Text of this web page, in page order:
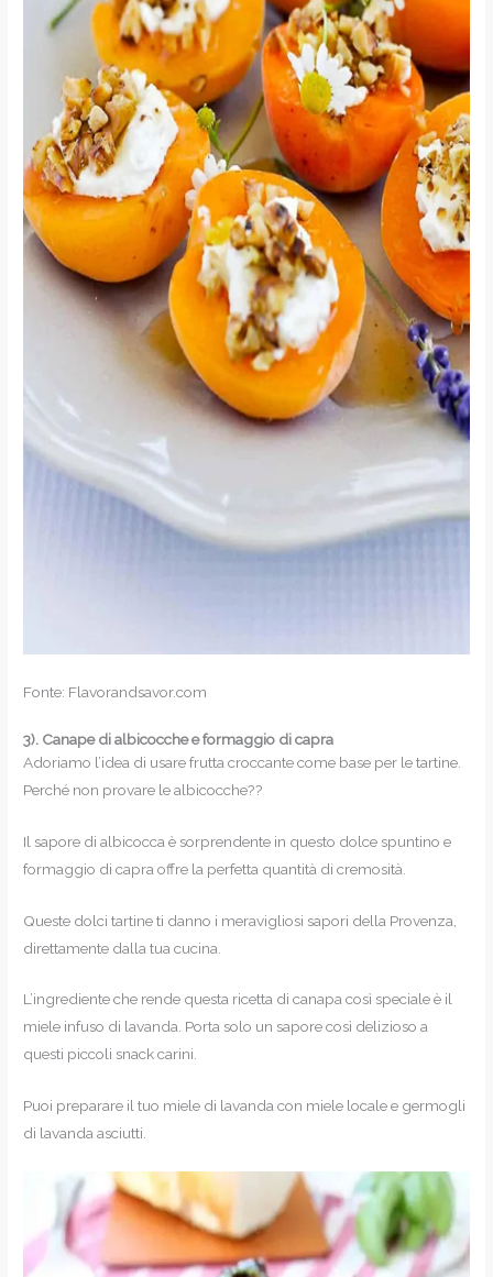
Fonte: Flavorandsavor.com
3). Canape di albicocche e formaggio di capra
Adoriamo l’idea di usare frutta croccante come base per le tartine.
Perché non provare le albicocche??
Il sapore di albicocca è sorprendente in questo dolce spuntino e
formaggio di capra offre la perfetta quantità di cremosità.
Queste dolci tartine ti danno i meravigliosi sapori della Provenza,
direttamente dalla tua cucina.
L’ingrediente che rende questa ricetta di canapa così speciale è il
miele infuso di lavanda. Porta solo un sapore così delizioso a
questi piccoli snack carini.
Puoi preparare il tuo miele di lavanda con miele locale e germogli
di lavanda asciutti.